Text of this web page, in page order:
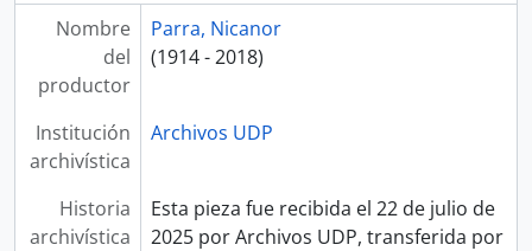
Nombre
del
productor
Parra, Nicanor
(1914 - 2018)
Institución
archivística
Archivos UDP
Historia
archivística
Esta pieza fue recibida el 22 de julio de
2025 por Archivos UDP, transferida por